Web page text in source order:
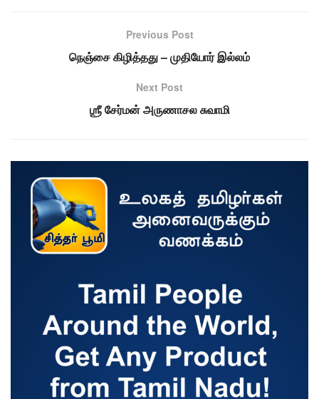
Previous Post
நெஞ்சை கிழித்தது – முதியோர் இல்லம்
Next Post
ஶ்ரீ சேர்மன் அருணாசல சுவாமி